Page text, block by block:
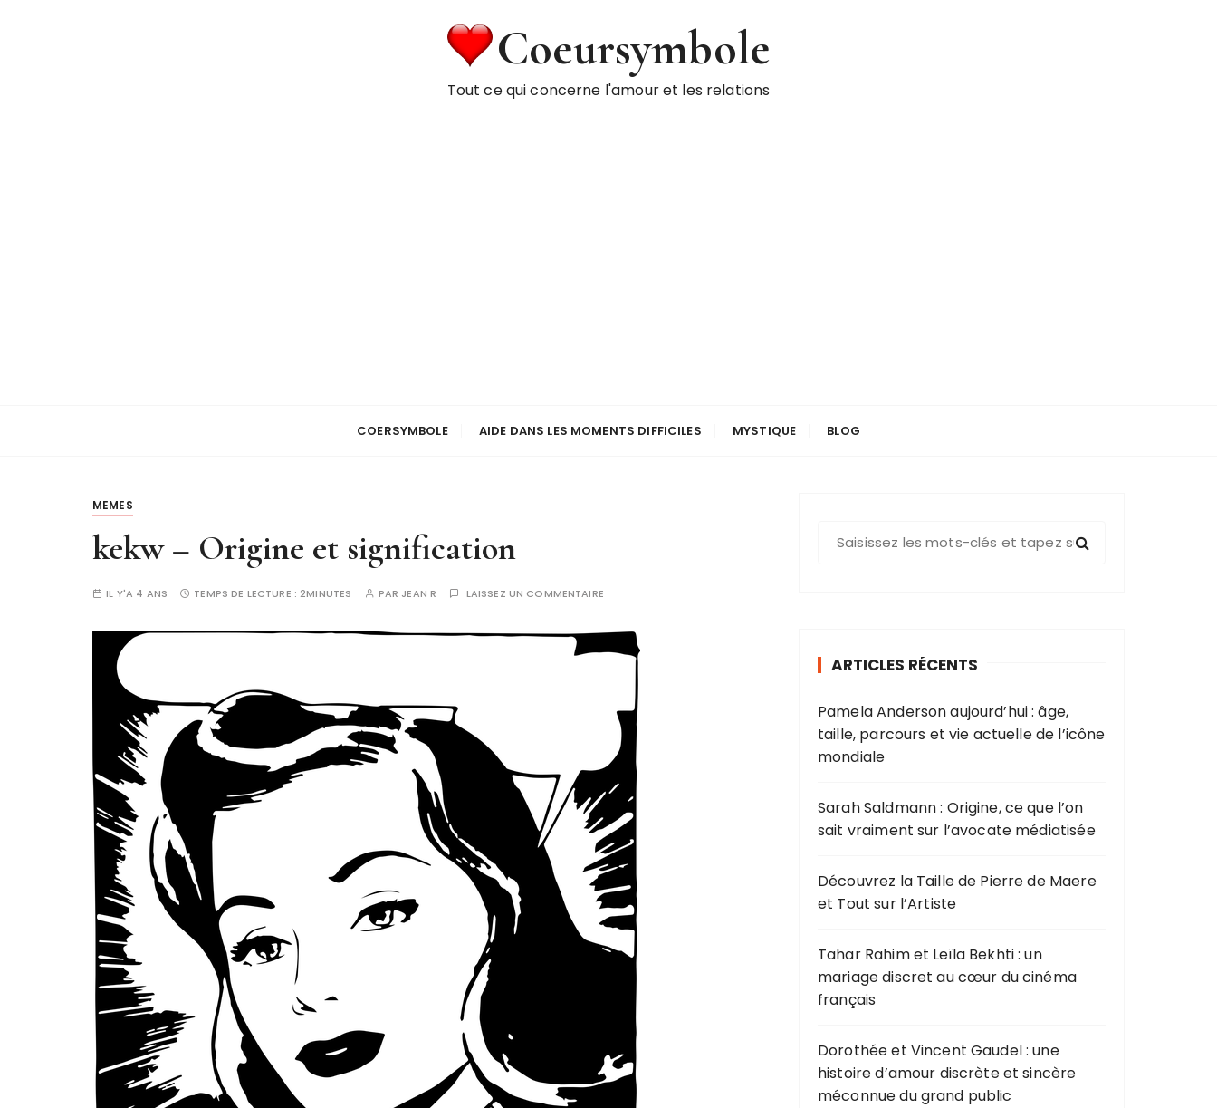
Coeursymbole
Tout ce qui concerne l'amour et les relations
COERSYMBOLE AIDE DANS LES MOMENTS DIFFICILES MYSTIQUE BLOG
MEMES
kekw – Origine et signification
IL Y'A 4 ANS TEMPS DE LECTURE :2MINUTES PAR JEAN R LAISSEZ UN COMMENTAIRE
e
p
o
r
ARTICLES RÉCENTS
Pamela Anderson aujourd’hui : âge,
taille, parcours et vie actuelle de l’icône
mondiale
Sarah Saldmann : Origine, ce que l’on
sait vraiment sur l’avocate médiatisée
Découvrez la Taille de Pierre de Maere
et Tout sur l’Artiste
Tahar Rahim et Leïla Bekhti : un
mariage discret au cœur du cinéma
français
Dorothée et Vincent Gaudel : une
histoire d’amour discrète et sincère
méconnue du grand public